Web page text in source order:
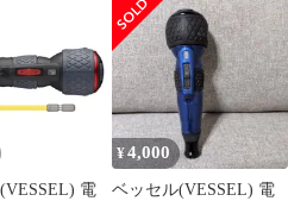
電
¥4,000
ベッセル(VESSEL) 電